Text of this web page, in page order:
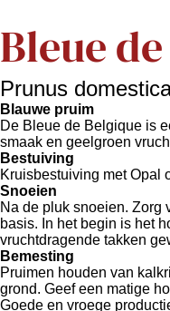
Bleue
Prunus
Blauwe pruim
De Bleue de Belgique is
smaak en geelgroen
Bestuiving
Kruisbestuiving met Opal
Snoeien
Na de pluk snoeien. Zorg
basis. In het begin is het
vruchtdragende takken
Bemesting
Pruimen houden van
grond. Geef een matige
Goede en vroege